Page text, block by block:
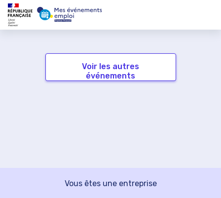
Voir les autres
événements
Vous êtes une entreprise